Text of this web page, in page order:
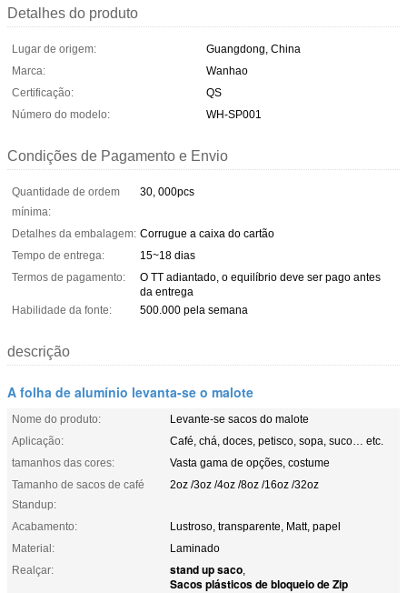
Detalhes do produto
Lugar de origem:
Guangdong, China
Marca:
Wanhao
Certificação:
QS
Número do modelo:
WH-SP001
Condições de Pagamento e Envio
Quantidade de ordem
mínima:
30, 000pcs
Detalhes da embalagem: Corrugue a caixa do cartão
Tempo de entrega:
15~18 dias
Termos de pagamento:
O TT adiantado, o equilíbrio deve ser pago antes
da entrega
Habilidade da fonte:
500.000 pela semana
descrição
A folha de alumínio levanta-se o malote
Nome do produto:
Levante-se sacos do malote
Aplicação:
Café, chá, doces, petisco, sopa, suco… etc.
tamanhos das cores:
Vasta gama de opções, costume
Tamanho de sacos de café
Standup:
2oz /3oz /4oz /8oz /16oz /32oz
Acabamento:
Lustroso, transparente, Matt, papel
Material:
Laminado
Realçar:
stand up saco,
Sacos plásticos de bloqueio de Zip